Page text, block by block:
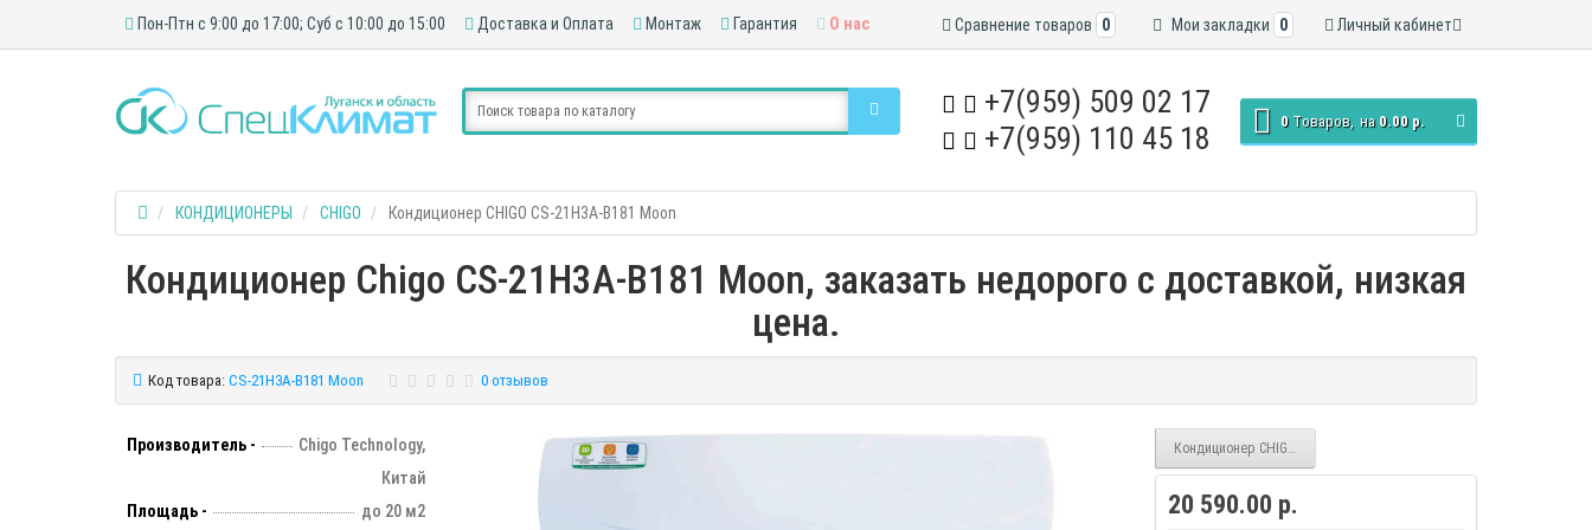
Пон-Птн с 9:00 до 17:00; Суб с 10:00 до 15:00 Доставка и Оплата Монтаж Гарантия О нас Личный кабинет
Мои закладки 0
Сравнение товаров 0
+7(959) 509 02 17
+7(959) 110 45 18
0 Tоваров, на 0.00 р.
КОНДИЦИОНЕРЫ CHIGO Кондиционер CHIGO CS-21H3A-B181 Moon
Кондиционер Chigo CS-21H3A-B181 Moon, заказать недорого с доставкой, низкая
цена.
Код товара: CS-21H3A-B181 Moon 0 отзывов
Производитель -
Chigo Technology,
Китай
Площадь -
до 20 м2
Кондиционер CHIGO CS-25H3A-B181 Moon
20 590.00 р.